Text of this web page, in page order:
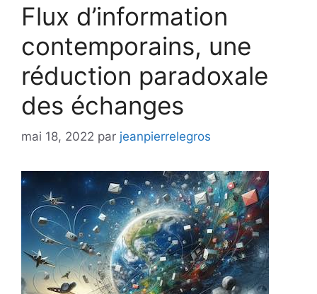
Flux d’information
contemporains, une
réduction paradoxale
des échanges
mai 18, 2022 par jeanpierrelegros